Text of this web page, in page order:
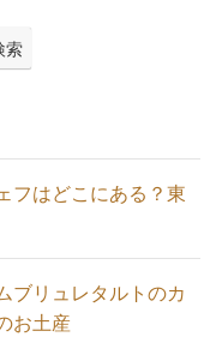
索
フはどこにある？東
ブリュレタルトのカ
お土産